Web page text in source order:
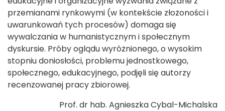
przemianami rynkowymi (w kontekście złożoności i
uwarunkowań tych procesów) domaga się
wywalczania w humanistycznym i społecznym
dyskursie. Próby oglądu wyróżnionego, o wysokim
stopniu doniosłości, problemu jednostkowego,
społecznego, edukacyjnego, podjęli się autorzy
recenzowanej pracy zbiorowej.
Prof. dr hab. Agnieszka Cybal-Michalska